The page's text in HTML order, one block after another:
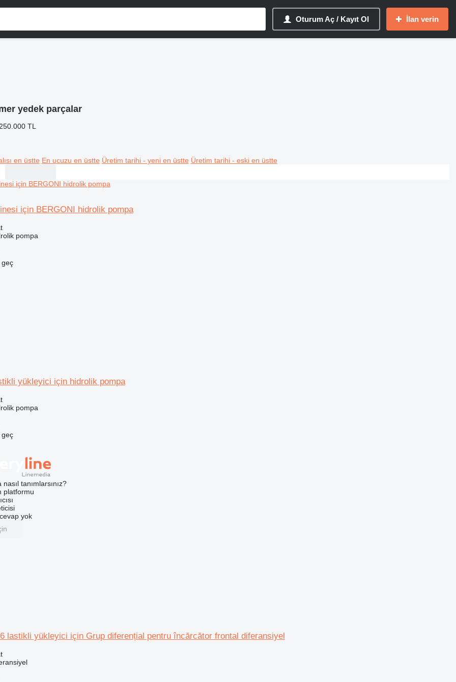
Oturum Aç / Kayıt Ol İlan verin
yedek parçalar
TL
en üstte En ucuzu en üstte Üretim tarihi - yeni en üstte Üretim tarihi - eski en üstte
için BERGONI hidrolik pompa
pompa
geç
yükleyici için hidrolik pompa
pompa
geç
nasıl tanımlarsınız?
platformu
yok
lastikli yükleyici için Grup diferențial pentru încărcător frontal diferansiyel